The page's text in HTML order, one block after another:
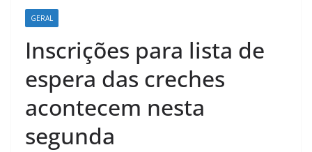
GERAL
Inscrições para lista de
espera das creches
acontecem nesta
segunda